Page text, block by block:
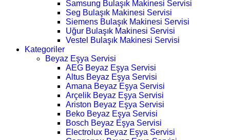
Samsung Bulaşık Makinesi Servisi
Seg Bulaşık Makinesi Servisi
Siemens Bulaşık Makinesi Servisi
Uğur Bulaşık Makinesi Servisi
Vestel Bulaşık Makinesi Servisi
Kategoriler
Beyaz Eşya Servisi
AEG Beyaz Eşya Servisi
Altus Beyaz Eşya Servisi
Amana Beyaz Eşya Servisi
Arçelik Beyaz Eşya Servisi
Ariston Beyaz Eşya Servisi
Beko Beyaz Eşya Servisi
Bosch Beyaz Eşya Servisi
Electrolux Beyaz Eşya Servisi